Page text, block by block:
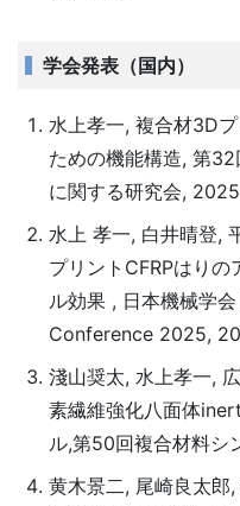
学会発表（国内）
水上孝一, 複合材3D
ための機能構造, 第
に関する研究会,
水上 孝一, 白井晴登,
プリントCFRPはり
ル効果 , 日本機械学
Conference 2025,
淺山奨太, 水上孝一,
素繊維強化八面体
ル,第50回複合材料シ
黄木景二, 尾崎良太郎